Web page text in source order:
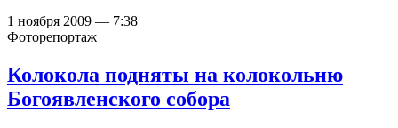
1 ноября 2009 — 7:38
Фоторепортаж
Колокола подняты на колокольню
Богоявленского собора